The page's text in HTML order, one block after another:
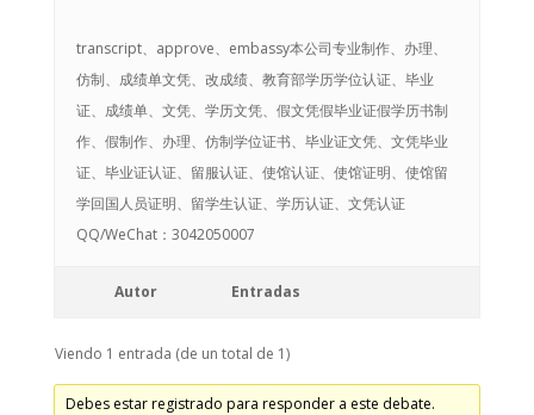
transcript、approve、embassy本公司专业制作、办理、
仿制、成绩单文凭、改成绩、教育部学历学位认证、毕业
证、成绩单、文凭、学历文凭、假文凭假毕业证假学历书制
作、假制作、办理、仿制学位证书、毕业证文凭、文凭毕业
证、毕业证认证、留服认证、使馆认证、使馆证明、使馆留
学回国人员证明、留学生认证、学历认证、文凭认证
QQ/WeChat：3042050007
Autor Entradas
Viendo 1 entrada (de un total de 1)
Debes estar registrado para responder a este debate.